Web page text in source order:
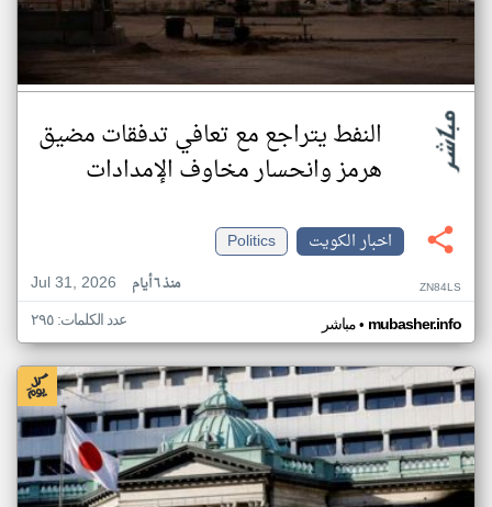
النفط يتراجع مع تعافي تدفقات مضيق
هرمز وانحسار مخاوف الإمدادات
اخبار الكويت
Politics
Jul 31, 2026
منذ ٦ أيام ZN84LS
مباشر• mubasher.info عدد الكلمات: ٢٩٥